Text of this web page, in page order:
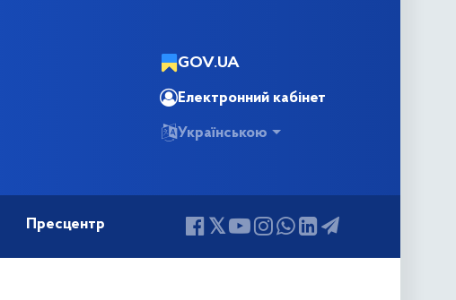
GOV.UA
Електронний кабінет
Українською
Пресцентр